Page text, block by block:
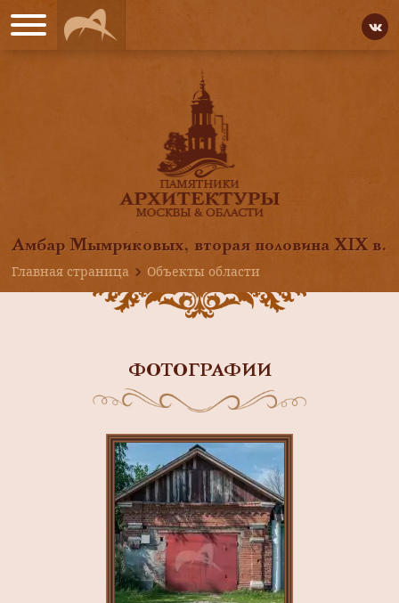
Амбар Мымриковых, вторая половина XIX в.
Главная страница
Объекты области
ФОТОГРАФИИ